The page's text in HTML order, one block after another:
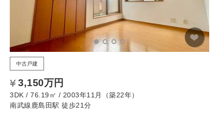
中古戸建
3,150万円
3DK / 76.19㎡ / 2003年11月（築22年）
南武線鹿島田駅 徒歩21分